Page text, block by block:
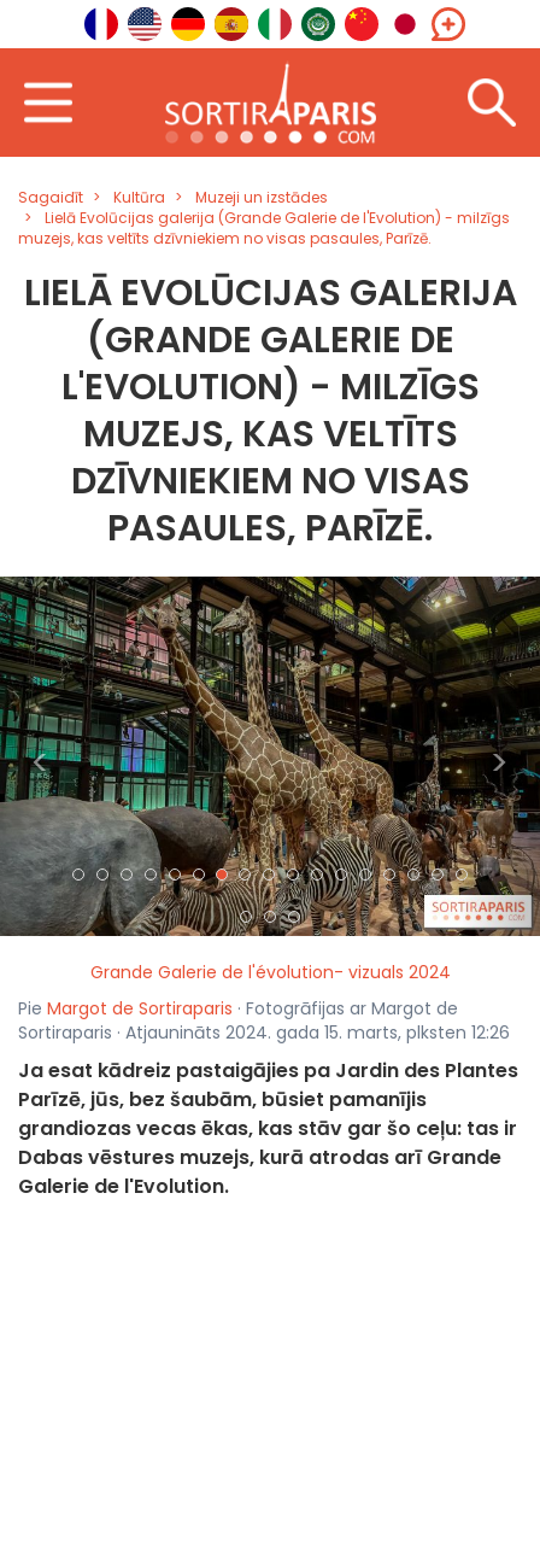
Sagaidīt Kultūra
Muzeji un izstādes
Lielā Evolūcijas galerija (Grande Galerie de l'Evolution) - milzīgs
muzejs, kas veltīts dzīvniekiem no visas pasaules, Parīzē.
LIELĀ EVOLŪCIJAS GALERIJA
(GRANDE GALERIE DE
L'EVOLUTION) - MILZĪGS
MUZEJS, KAS VELTĪTS
DZĪVNIEKIEM NO VISAS
PASAULES, PARĪZĒ.
< >
Grande Galerie de l'évolution- vizuals 2024
Pie Margot de Sortiraparis · Fotogrāfijas ar Margot de
Sortiraparis · Atjaunināts 2024. gada 15. marts, plksten 12:26
Ja esat kādreiz pastaigājies pa Jardin des Plantes
Parīzē, jūs, bez šaubām, būsiet pamanījis
grandiozas vecas ēkas, kas stāv gar šo ceļu: tas ir
Dabas vēstures muzejs, kurā atrodas arī Grande
Galerie de l'Evolution.